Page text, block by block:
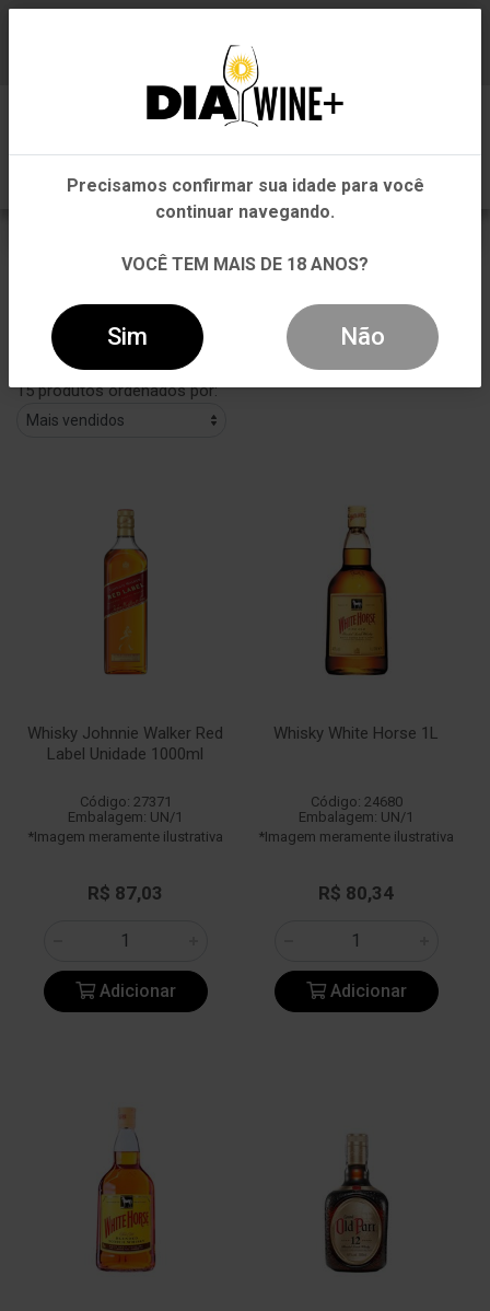
Filtros
15 produtos ordenados por:
Whisky Johnnie Walker Red
Label Unidade 1000ml
Código: 27371
Embalagem: UN/1
*Imagem meramente ilustrativa
R$ 87,03
Adicionar
Whisky White Horse 1L
Código: 24680
Embalagem: UN/1
*Imagem meramente ilustrativa
R$ 80,34
Adicionar
Em que Estado você está?
Pernambuco
Outros Estados
Precisamos confirmar sua idade para você
continuar navegando.
VOCÊ TEM MAIS DE 18 ANOS?
Sim Não